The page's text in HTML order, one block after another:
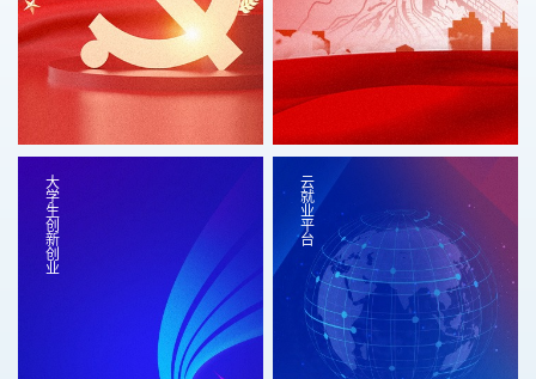
大学生创新创业 云就业平台